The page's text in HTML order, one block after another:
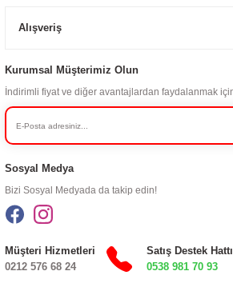
Alışveriş
Kurumsal Müşterimiz Olun
İndirimli fiyat ve diğer avantajlardan faydalanmak
Sosyal Medya
Bizi Sosyal Medyada da takip edin!
Müşteri Hizmetleri
0212 576 68 24
Satış Destek Hattı
0538 981 70 93